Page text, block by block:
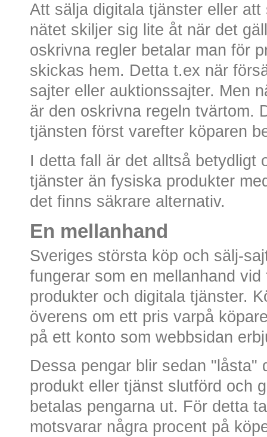
Att sälja digitala tjänster eller
nätet skiljer sig lite åt när det
oskrivna regler betalar man för
skickas hem. Detta t.ex när
sajter eller auktionssajter. Men
är den oskrivna regeln tvärtom.
tjänsten först varefter köparen
I detta fall är det alltså betydligt
tjänster än fysiska produkter
det finns säkrare alternativ.
En mellanhand
Sveriges största köp och sälj-
fungerar som en mellanhand
produkter och digitala tjänster.
överens om ett pris varpå
på ett konto som webbsidan
Dessa pengar blir sedan "låsta"
produkt eller tjänst slutförd och
betalas pengarna ut. För detta
motsvarar några procent på